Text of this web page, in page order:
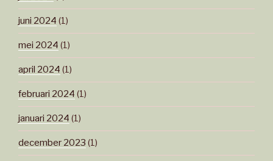
juni 2024 (1)
mei 2024 (1)
april 2024 (1)
februari 2024 (1)
januari 2024 (1)
december 2023 (1)